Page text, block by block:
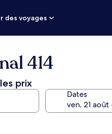
des voyages
414
prix
Dates